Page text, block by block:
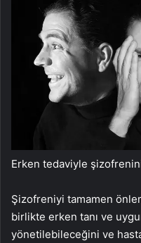
Erken tedaviyle
Şizofreniyi tamamen
birlikte erken tanı ve
yönetilebileceğini ve